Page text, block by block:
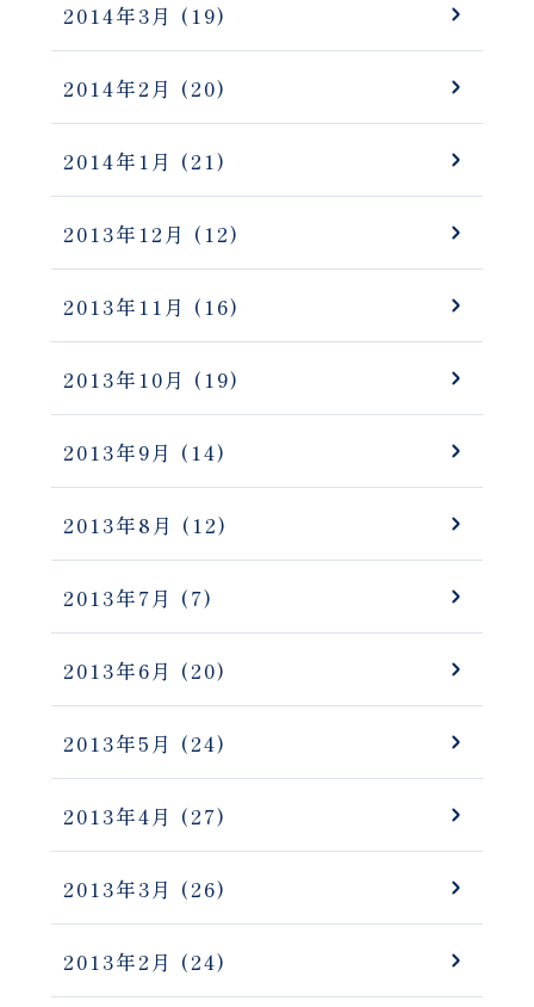
2014年3月 (19)
2014年2月 (20)
2014年1月 (21)
2013年12月 (12)
2013年11月 (16)
2013年10月 (19)
2013年9月 (14)
2013年8月 (12)
2013年7月 (7)
2013年6月 (20)
2013年5月 (24)
2013年4月 (27)
2013年3月 (26)
2013年2月 (24)